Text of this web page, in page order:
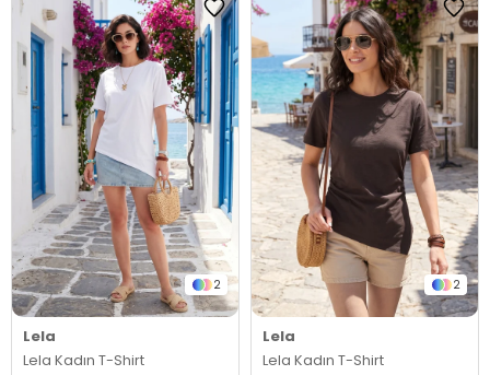
2
Lela
Lela Kadın T-Shirt
2
Lela
Lela Kadın T-Shirt